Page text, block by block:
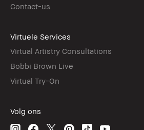
Contact-us
Virtuele Services
Virtual Artistry Consultations
Bobbi Brown Live
Virtual Try-On
Volg ons